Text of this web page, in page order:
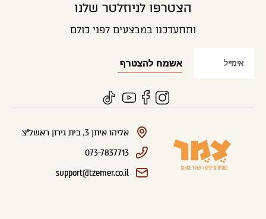
הצטרפו לניוזלטר שלנו
ותתעדכנו במבצעים לפני כולם
אליהו איתן 3, בית גירון ראשל"צ
073-7837713
support@tzemer.co.il